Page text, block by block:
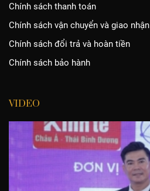
Chính sách thanh toán
Chính sách vận chuyển và giao nhận
Chính sách đổi trả và hoàn tiền
Chính sách bảo hành
VIDEO